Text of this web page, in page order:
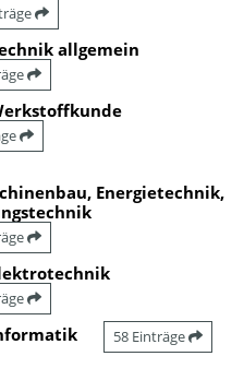
allgemein
Energietechnik,
58 Einträge